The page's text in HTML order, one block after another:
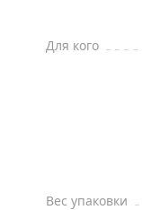
Для кого
Вес упаковки